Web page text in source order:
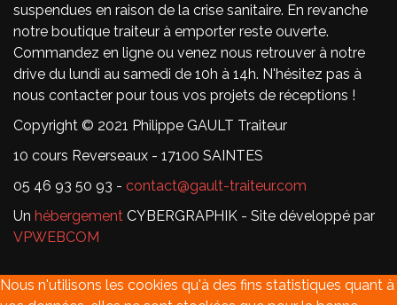
suspendues en raison de la crise sanitaire. En revanche
notre boutique traiteur à emporter reste ouverte.
Commandez en ligne ou venez nous retrouver à notre
drive du lundi au samedi de 10h à 14h. N'hésitez pas à
nous contacter pour tous vos projets de réceptions !
Copyright © 2021 Philippe GAULT Traiteur
10 cours Reverseaux - 17100 SAINTES
05 46 93 50 93 - contact@gault-traiteur.com
Un hébergement CYBERGRAPHIK - Site développé par
VPWEBCOM
Nous n'utilisons les cookies qu'à des fins statistiques quant à